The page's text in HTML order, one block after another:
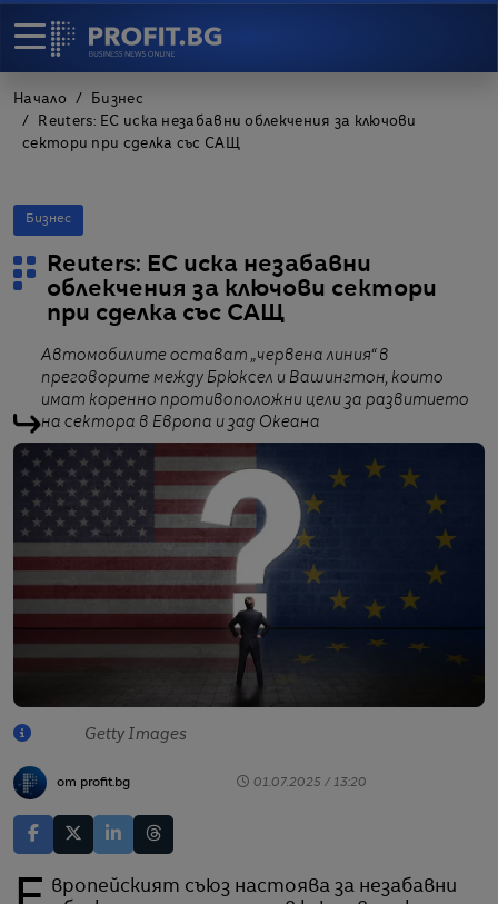
Начало
Бизнес
Reuters: ЕС иска незабавни облекчения за ключови
сектори при сделка със САЩ
Бизнес
Reuters: ЕС иска незабавни
облекчения за ключови сектори
при сделка със САЩ
Автомобилите остават „червена линия“ в
преговорите между Брюксел и Вашингтон, които
имат коренно противоположни цели за развитието
на сектора в Европа и зад Океана
Getty Images
от profit.bg 01.07.2025 / 13:20